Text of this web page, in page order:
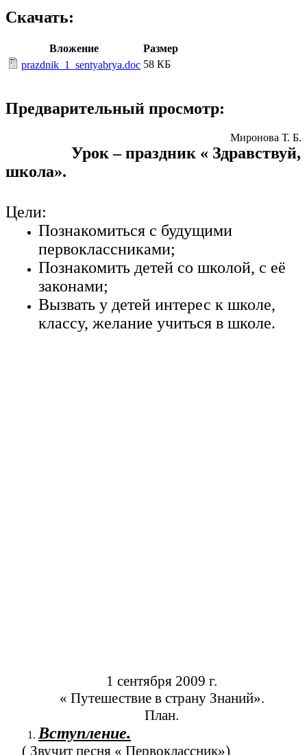
Скачать:
Вложение
Размер
prazdnik_1_sentyabrya.doc 58 КБ
Предварительный просмотр:
Миронова Т. Б.
Урок – праздник « Здравствуй,
школа».
Цели:
Познакомиться с будущими
первоклассниками;
Познакомить детей со школой, с её
законами;
Вызвать у детей интерес к школе,
классу, желание учиться в школе.
1 сентября 2009 г.
« Путешествие в страну Знаний».
План.
Вступление.
( Звучит песня « Первоклассник»)